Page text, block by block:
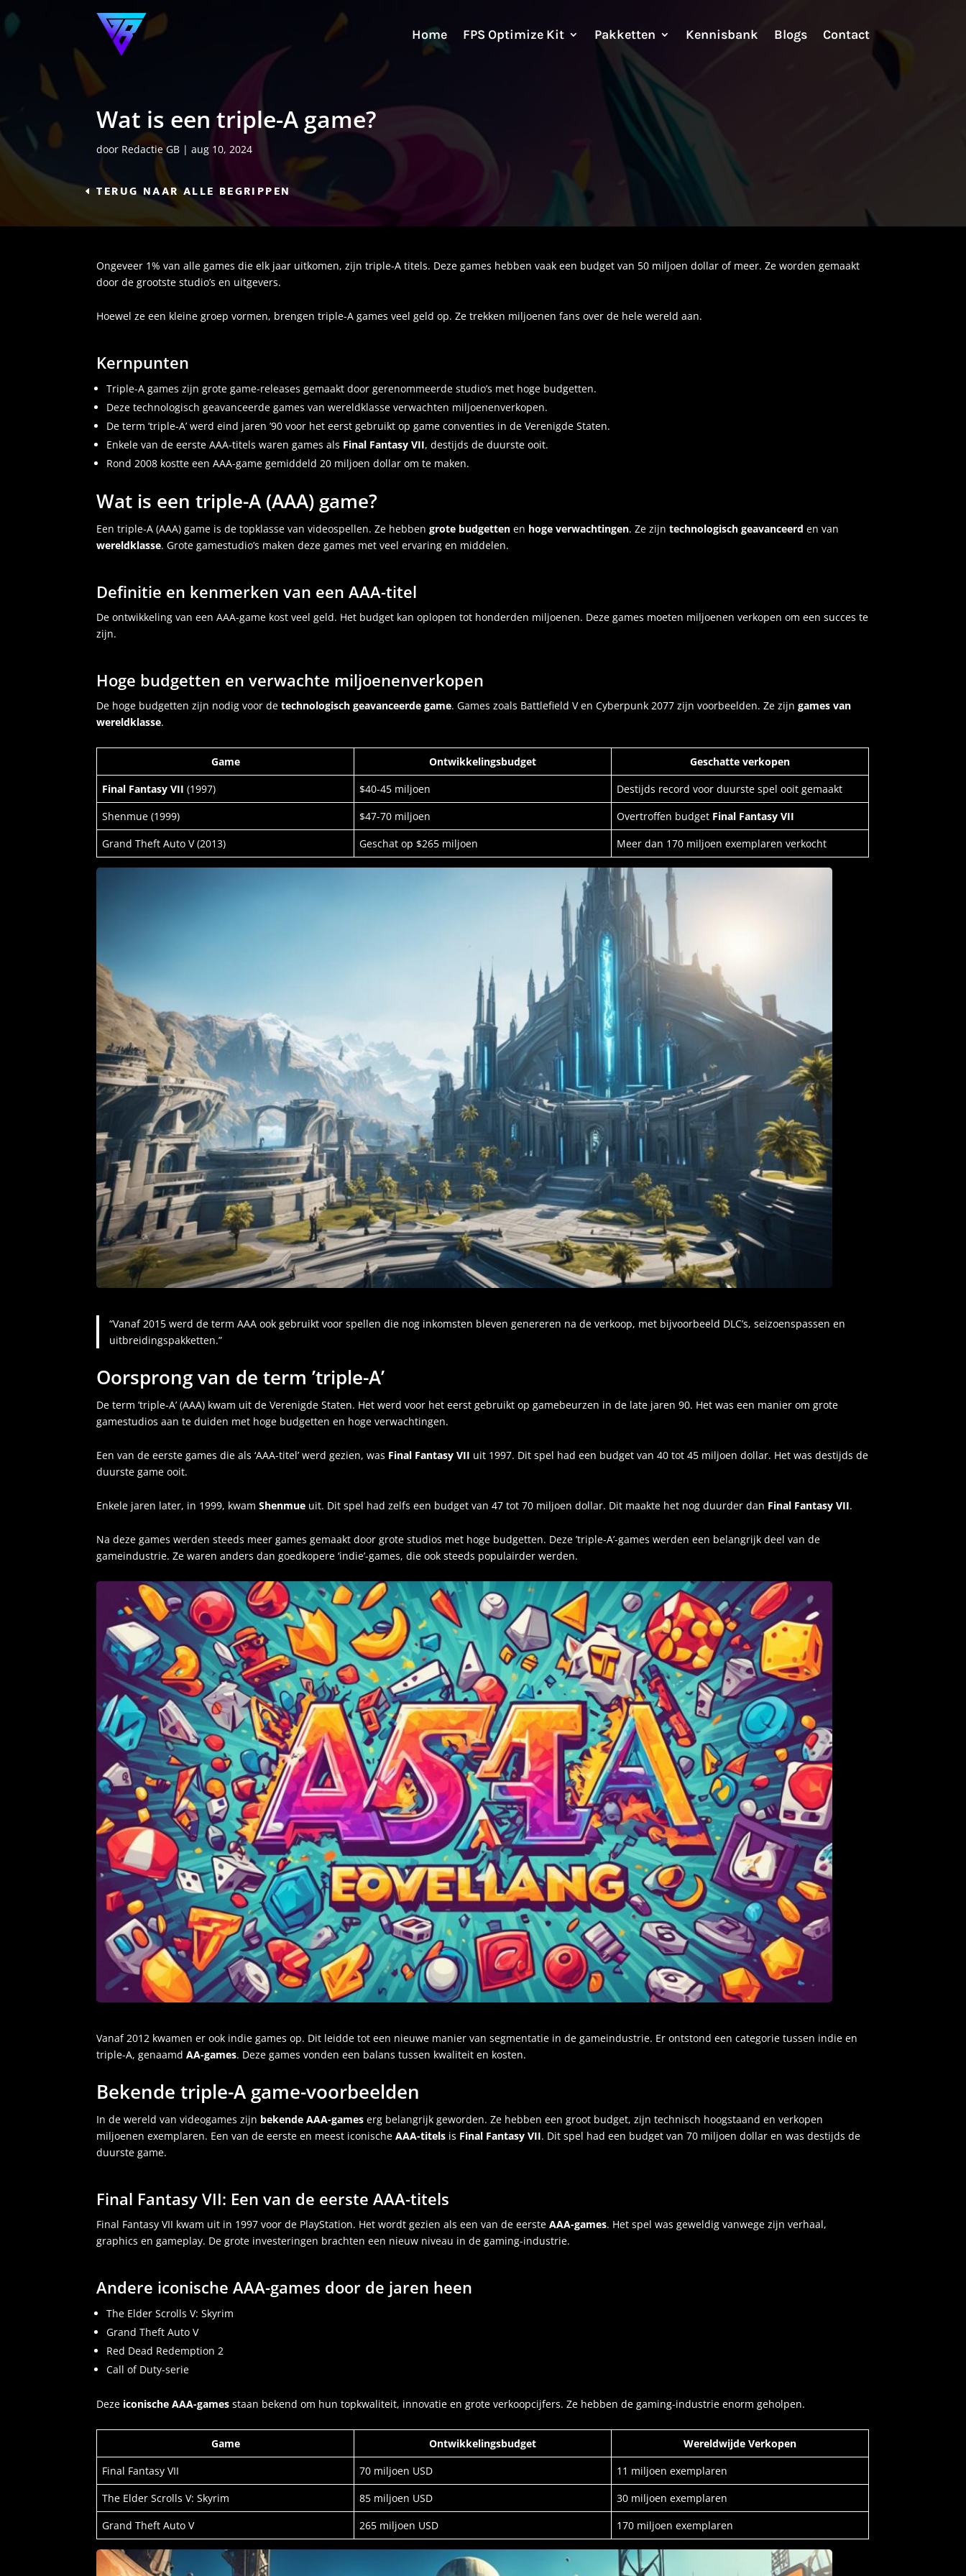
Home FPS Optimize Kit Pakketten Kennisbank Blogs Contact
Wat is een triple-A game?
door Redactie GB |aug 10, 2024
TERUG NAAR ALLE BEGRIPPEN
Ongeveer 1% van alle games die elk jaar uitkomen, zijn triple-A titels. Deze games hebben vaak een budget van 50 miljoen dollar of meer. Ze worden gemaakt
door de grootste studio’s en uitgevers.
Hoewel ze een kleine groep vormen, brengen triple-A games veel geld op. Ze trekken miljoenen fans over de hele wereld aan.
Kernpunten
Triple-A games zijn grote game-releases gemaakt door gerenommeerde studio’s met hoge budgetten.
Deze technologisch geavanceerde games van wereldklasse verwachten miljoenenverkopen.
De term ’triple-A’ werd eind jaren ’90 voor het eerst gebruikt op game conventies in de Verenigde Staten.
Enkele van de eerste AAA-titels waren games als Final Fantasy VII, destijds de duurste ooit.
Rond 2008 kostte een AAA-game gemiddeld 20 miljoen dollar om te maken.
Wat is een triple-A (AAA) game?
Een triple-A (AAA) game is de topklasse van videospellen. Ze hebbengrote budgetten en hoge verwachtingen. Ze zijntechnologisch geavanceerd en van
wereldklasse. Grote gamestudio’s maken deze games met veel ervaring en middelen.
Definitie en kenmerken van een AAA-titel
De ontwikkeling van een AAA-game kost veel geld. Het budget kan oplopen tot honderden miljoenen. Deze games moeten miljoenen verkopen om een succes te
zijn.
Hoge budgetten en verwachte miljoenenverkopen
De hoge budgetten zijn nodig voor detechnologisch geavanceerde game. Games zoals Battlefield V en Cyberpunk 2077 zijn voorbeelden. Ze zijngames van
wereldklasse.
Game Ontwikkelingsbudget
Geschatte verkopen
Final Fantasy VII (1997) $40-45 miljoen
Destijds record voor duurste spel ooit gemaakt
Shenmue (1999)
$47-70 miljoen Overtroffen budget Final Fantasy VII
Grand Theft Auto V (2013)
Geschat op $265 miljoen Meer dan 170 miljoen exemplaren verkocht
“Vanaf 2015 werd de term AAA ook gebruikt voor spellen die nog inkomsten bleven genereren na de verkoop, met bijvoorbeeld DLC’s, seizoenspassen en
uitbreidingspakketten.”
Oorsprong van de term ’triple-A’
De term ’triple-A’ (AAA) kwam uit de Verenigde Staten. Het werd voor het eerst gebruikt op gamebeurzen in de late jaren 90. Het was een manier om grote
gamestudios aan te duiden met hoge budgetten en hoge verwachtingen.
Een van de eerste games die als ‘AAA-titel’ werd gezien, was Final Fantasy VII uit 1997. Dit spel had een budget van 40 tot 45 miljoen dollar. Het was destijds de
duurste game ooit.
Enkele jaren later, in 1999, kwamShenmue uit. Dit spel had zelfs een budget van 47 tot 70 miljoen dollar. Dit maakte het nog duurder dan Final Fantasy VII.
Na deze games werden steeds meer games gemaakt door grote studios met hoge budgetten. Deze ’triple-A’-games werden een belangrijk deel van de
gameindustrie. Ze waren anders dan goedkopere ‘indie’-games, die ook steeds populairder werden.
Vanaf 2012 kwamen er ook indie games op. Dit leidde tot een nieuwe manier van segmentatie in de gameindustrie. Er ontstond een categorie tussen indie en
triple-A, genaamdAA-games. Deze games vonden een balans tussen kwaliteit en kosten.
Bekende triple-A game-voorbeelden
In de wereld van videogames zijn bekende AAA-games erg belangrijk geworden. Ze hebben een groot budget, zijn technisch hoogstaand en verkopen
miljoenen exemplaren. Een van de eerste en meest iconischeAAA-titels is Final Fantasy VII. Dit spel had een budget van 70 miljoen dollar en was destijds de
duurste game.
Final Fantasy VII: Een van de eerste AAA-titels
Final Fantasy VII kwam uit in 1997 voor de PlayStation. Het wordt gezien als een van de eersteAAA-games. Het spel was geweldig vanwege zijn verhaal,
graphics en gameplay. De grote investeringen brachten een nieuw niveau in de gaming-industrie.
Andere iconische AAA-games door de jaren heen
The Elder Scrolls V: Skyrim
Grand Theft Auto V
Red Dead Redemption 2
Call of Duty-serie
Deze iconische AAA-games staan bekend om hun topkwaliteit, innovatie en grote verkoopcijfers. Ze hebben de gaming-industrie enorm geholpen.
Game Ontwikkelingsbudget
Wereldwijde Verkopen
Final Fantasy VII
70 miljoen USD
11 miljoen exemplaren
The Elder Scrolls V: Skyrim
85 miljoen USD
30 miljoen exemplaren
Grand Theft Auto V
265 miljoen USD 170 miljoen exemplaren